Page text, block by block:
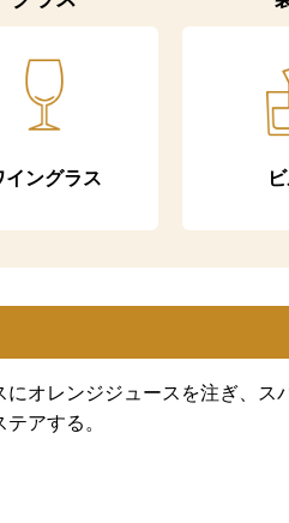
イングラス
にオレンジジュースを注ぎ、ス
アする。